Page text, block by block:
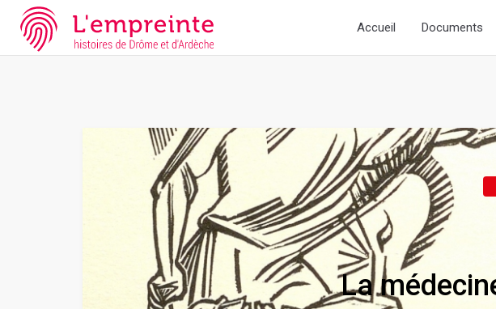
Array ( [slug] => parcoursd [slugex] => la-medecine-toute-une-histoire- )
Accueil Documents
La